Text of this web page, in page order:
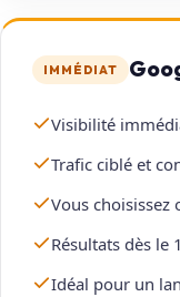
IMMÉDIAT
Visibilité
Trafic ciblé et
Vous choisissez
Résultats dès le
Idéal pour un